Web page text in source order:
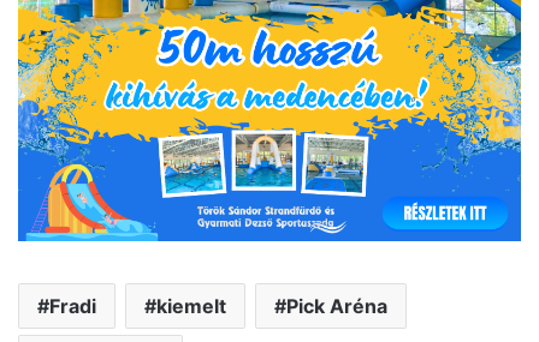
Fradi kiemelt Pick Aréna